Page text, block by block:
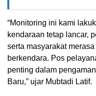
“Monitoring ini kami
kendaraan tetap lancar,
serta masyarakat
berkendara. Pos
penting dalam
Baru,” ujar Mubtadi Latif.